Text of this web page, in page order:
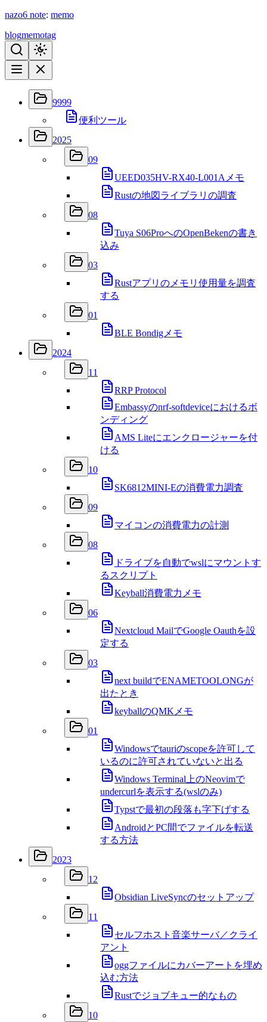
nazo6 note: memo
blogmemotag
9999
便利ツール
2025
09
UEED035HV-RX40-L001Aメモ
Rustの地図ライブラリの調査
08
Tuya S06ProへのOpenBekenの書き
込み
03
Rustアプリのメモリ使用量を調査
する
01
BLE Bondigメモ
2024
11
RRP Protocol
Embassyのnrf-softdeviceにおけるボ
ンディング
AMS Liteにエンクロージャーを付
ける
10
SK6812MINI-Eの消費電力調査
09
マイコンの消費電力の計測
08
ドライブを自動でwslにマウントす
るスクリプト
Keyball消費電力メモ
06
Nextcloud MailでGoogle Oauthを設
定する
03
next buildでENAMETOOLONGが
出たとき
keyballのQMKメモ
01
Windowsでtauriのscopeを許可して
いるのに許可されていないと出る
Windows Terminal上のNeovimで
undercurlを表示する(wslのみ)
Typstで最初の段落も字下げする
AndroidとPC間でファイルを転送
する方法
2023
12
Obsidian LiveSyncのセットアップ
11
セルフホスト音楽サーバ／クライ
アント
oggファイルにカバーアートを埋め
込む方法
Rustでジョブキュー的なもの
10